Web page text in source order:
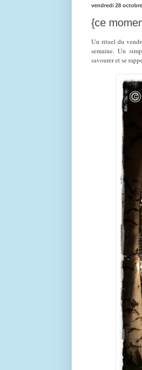
vendredi 28 octobre
{ce
Un rituel du
semaine. Un
savourer et se